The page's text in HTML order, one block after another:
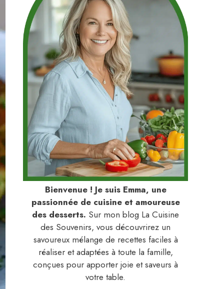
Bienvenue ! Je suis Emma, une
passionnée de cuisine et amoureuse
des desserts. Sur mon blog La Cuisine
des Souvenirs, vous découvrirez un
savoureux mélange de recettes faciles à
réaliser et adaptées à toute la famille,
conçues pour apporter joie et saveurs à
votre table.